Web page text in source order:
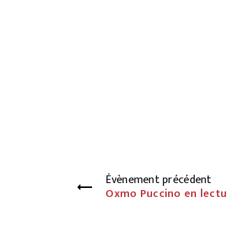
Évènement précédent
Oxmo Puccino en